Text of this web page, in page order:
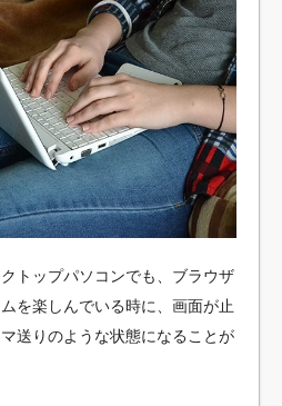
トップパソコンでも、ブラウザ
を楽しんでいる時に、画面が止
送りのような状態になることが